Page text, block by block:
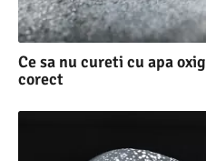
Ce sa nu cureti cu apa
corect